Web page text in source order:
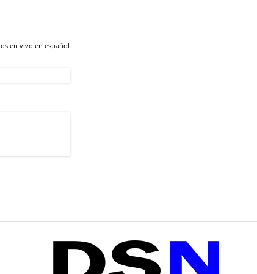
en vivo en español